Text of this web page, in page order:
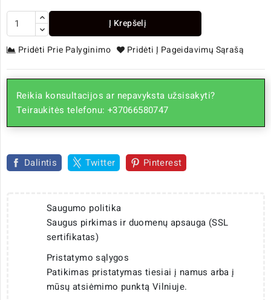
Į Krepšelį
Pridėti Prie Palyginimo Pridėti Į Pageidavimų Sąrašą
Reikia konsultacijos ar nepavyksta užsisakyti?
Teiraukitės telefonu: +37066580747
Dalintis Twitter Pinterest
Saugumo politika
Saugus pirkimas ir duomenų apsauga (SSL
sertifikatas)
Pristatymo sąlygos
Patikimas pristatymas tiesiai į namus arba į
mūsų atsiėmimo punktą Vilniuje.